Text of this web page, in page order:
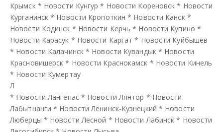
Крымск* Новости Кунгур * Новости Кореновск * Новости
Курганинск * Новости Кропоткин * Новости Канск*
Новости Кодинск * Новости Керчь * Новости Купино *
Новости Карасук * Новости Каргат * Новости Куйбышев
* Новости Калачинск* Новости Кувандык* Новости
Красновишерск * Новости Краснокамск * Новости Кинель
* Новости Кумертау
Л
* Новости Лангепас* Новости Лянтор * Новости
Лабытнанги * Новости Ленинск-Кузнецкий * Новости
Люберцы * Новости Лесной * Новости Лабинск * Новости